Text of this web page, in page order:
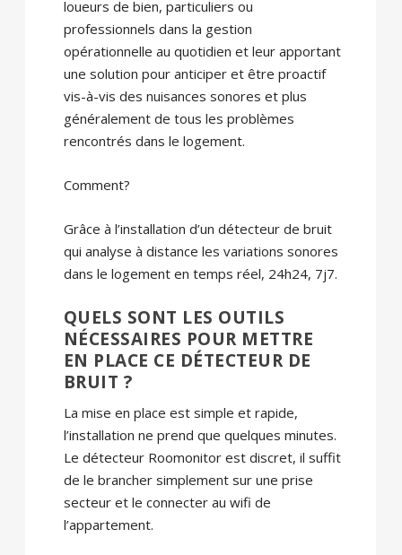
loueurs de bien, particuliers ou
professionnels dans la gestion
opérationnelle au quotidien et leur apportant
une solution pour anticiper et être proactif
vis-à-vis des nuisances sonores et plus
généralement de tous les problèmes
rencontrés dans le logement.
Comment?
Grâce à l’installation d’un détecteur de bruit
qui analyse à distance les variations sonores
dans le logement en temps réel, 24h24, 7j7.
QUELS SONT LES OUTILS
NÉCESSAIRES POUR METTRE
EN PLACE CE DÉTECTEUR DE
BRUIT ?
La mise en place est simple et rapide,
l’installation ne prend que quelques minutes.
Le détecteur Roomonitor est discret, il suffit
de le brancher simplement sur une prise
secteur et le connecter au wifi de
l’appartement.